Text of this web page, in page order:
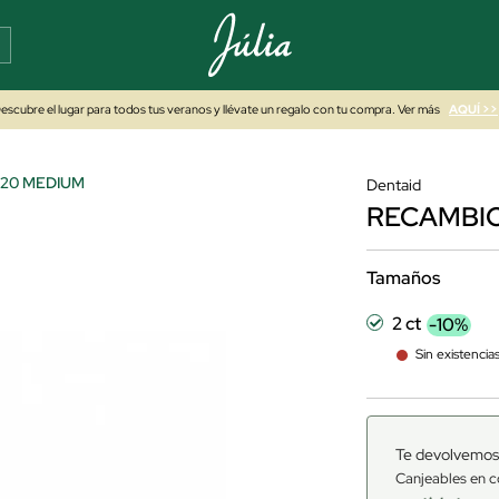
el lugar para todos tus veranos y llévate un regalo con tu compra. Ver más AQUÍ >>
MEDIUM Dentaid
Tamaños
2 ct -10%
Sin existencias
Te
Canjeables en